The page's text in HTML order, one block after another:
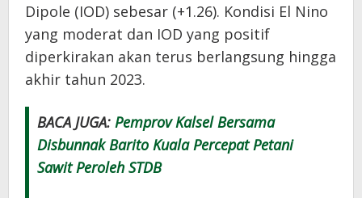
Dipole (IOD) sebesar (+1.26). Kondisi El Nino
yang moderat dan IOD yang positif
diperkirakan akan terus berlangsung hingga
akhir tahun 2023.
BACA JUGA: Pemprov Kalsel Bersama
Disbunnak Barito Kuala Percepat Petani
Sawit Peroleh STDB